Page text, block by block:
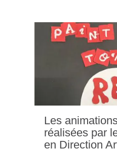
Les
réalisées par
en Direction